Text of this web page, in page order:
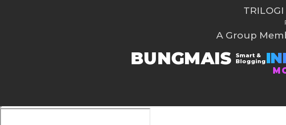
TRILOGI
A Group
BUNGMAIS
Smart &
Blogging